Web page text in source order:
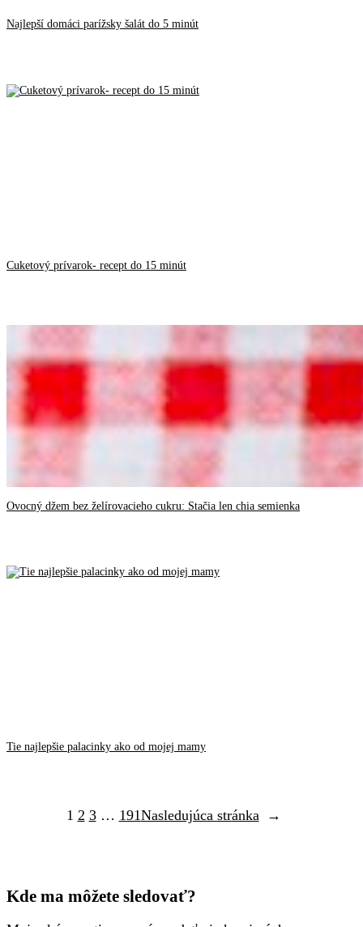
Najlepší domáci parížsky šalát do 5 minút
Cuketový prívarok- recept do 15 minút
Ovocný džem bez želírovacieho cukru: Stačia len chia semienka
Tie najlepšie palacinky ako od mojej mamy
1 2 3 … 191Nasledujúca stránka →
Kde ma môžete sledovať?